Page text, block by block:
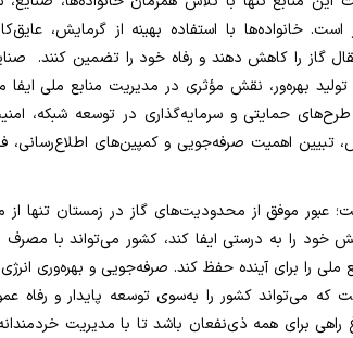
خانواده‌ها با استفاده بهینه از گرمایش،
گاز را کاهش دهند و رفاه خود را تضمین کنند.
تولید بهره‌ور، نقش مؤثری در مدیریت منابع ملی
طرح‌های حمایتی و سرمایه‌گذاری در توسعه شبکه،
تبیین اهمیت صرفه‌جویی و کمپین‌های
عبور موفق از محدودیت‌های گاز در زمستان تنها
را به درستی ایفا کند، کشور می‌تواند با مصرف
ملی را برای آینده حفظ کند. صرفه‌جویی و بهره‌وری
که می‌تواند کشور را به‌سوی توسعه پایدار و
برای همه ذی‌نفعان باشد تا با مدیریت خردمندانه